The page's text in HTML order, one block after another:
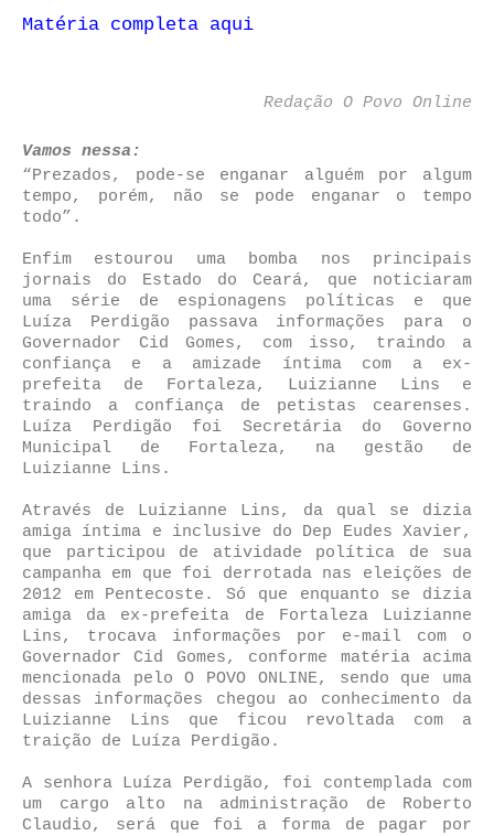
Matéria completa aqui
Redação O Povo Online
Vamos nessa:
“Prezados, pode-se enganar alguém por algum
tempo, porém, não se pode enganar o tempo
todo”.
Enfim estourou uma bomba nos principais
jornais do Estado do Ceará, que noticiaram
uma série de espionagens políticas e que
Luíza Perdigão passava informações para o
Governador Cid Gomes, com isso, traindo a
confiança e a amizade íntima com a ex-
prefeita de Fortaleza, Luizianne Lins e
traindo a confiança de petistas cearenses.
Luíza Perdigão foi Secretária do Governo
Municipal de Fortaleza, na gestão de
Luizianne Lins.
Através de Luizianne Lins, da qual se dizia
amiga íntima e inclusive do Dep Eudes Xavier,
que participou de atividade política de sua
campanha em que foi derrotada nas eleições de
2012 em Pentecoste. Só que enquanto se dizia
amiga da ex-prefeita de Fortaleza Luizianne
Lins, trocava informações por e-mail com o
Governador Cid Gomes, conforme matéria acima
mencionada pelo O POVO ONLINE, sendo que uma
dessas informações chegou ao conhecimento da
Luizianne Lins que ficou revoltada com a
traição de Luíza Perdigão.
A senhora Luíza Perdigão, foi contemplada com
um cargo alto na administração de Roberto
Claudio, será que foi a forma de pagar por